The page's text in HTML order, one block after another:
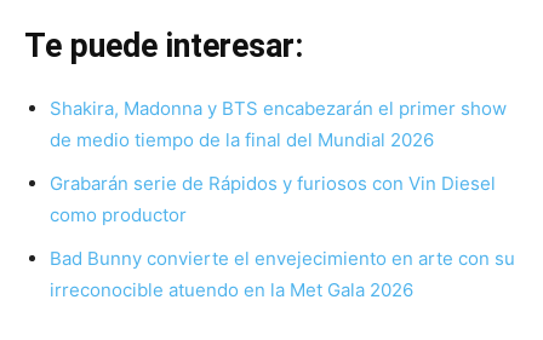
Te puede interesar:
Shakira, Madonna y BTS encabezarán el primer show
de medio tiempo de la final del Mundial 2026
Grabarán serie de Rápidos y furiosos con Vin Diesel
como productor
Bad Bunny convierte el envejecimiento en arte con su
irreconocible atuendo en la Met Gala 2026